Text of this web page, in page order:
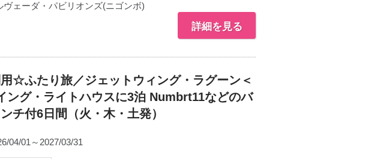
ェーダ・パビリオンズ(ニゴンボ)
詳細を見る
☆ふたり旅／ジェットウィング・ラグーン＜
ング・ライトハウスに3泊 Numbrt11などのバ
チ付6日間（火・木・土発）
04/01～2027/03/31